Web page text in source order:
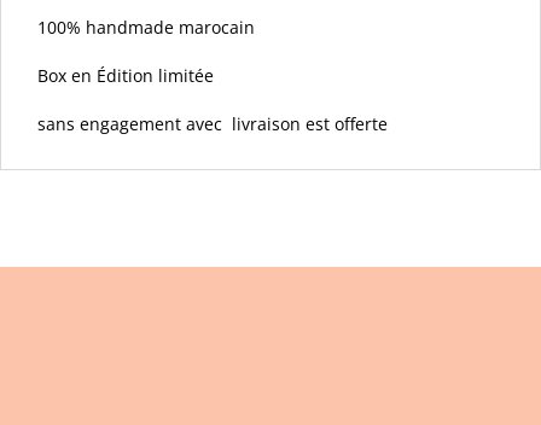
100% handmade marocain
Box en Édition limitée
sans engagement avec livraison est offerte